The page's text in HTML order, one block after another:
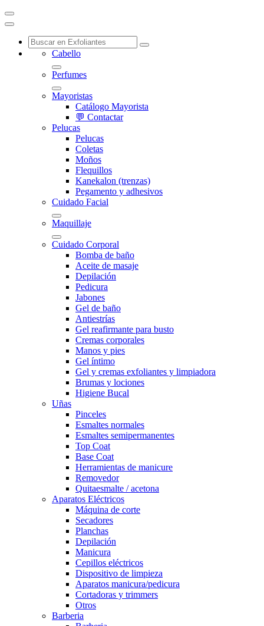
Cabello
Perfumes
Mayoristas
Catálogo Mayorista
💬 Contactar
Pelucas
Pelucas
Coletas
Moños
Flequillos
Kanekalon (trenzas)
Pegamento y adhesivos
Cuidado Facial
Maquillaje
Cuidado Corporal
Bomba de baño
Aceite de masaje
Depilación
Pedicura
Jabones
Gel de baño
Antiestrías
Gel reafirmante para busto
Cremas corporales
Manos y pies
Gel íntimo
Gel y cremas exfoliantes y limpiadora
Brumas y lociones
Higiene Bucal
Uñas
Pinceles
Esmaltes normales
Esmaltes semipermanentes
Top Coat
Base Coat
Herramientas de manicure
Removedor
Quitaesmalte / acetona
Aparatos Eléctricos
Máquina de corte
Secadores
Planchas
Depilación
Manicura
Cepillos eléctricos
Dispositivo de limpieza
Aparatos manicura/pedicura
Cortadoras y trimmers
Otros
Barberia